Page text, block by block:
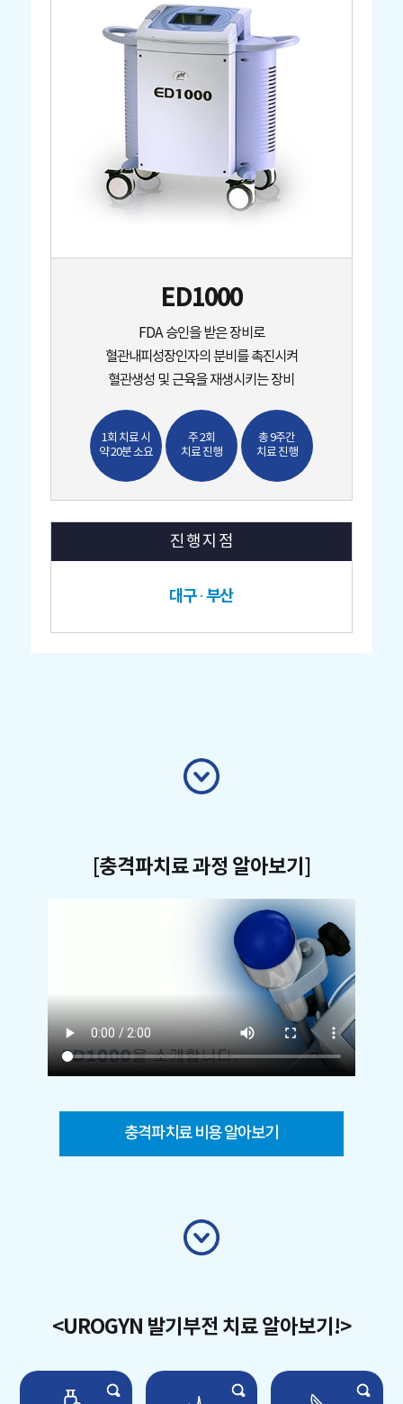
ED1000
FDA 승인을 받은 장비로
혈관내피성장인자의 분비를 촉진시켜
혈관생성 및 근육을 재생시키는 장비
1회 치료 시
약 20분 소요
주 2회
치료 진행
총 9주간
치료 진행
진 행 지 점
대구 · 부산
[충격파치료 과정 알아보기]
충격파치료 비용 알아보기
<UROGYN 발기부전 치료 알아보기!>